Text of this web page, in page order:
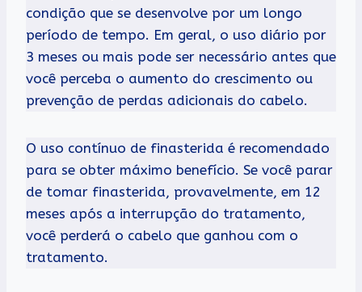
condição que se desenvolve por um longo
período de tempo. Em geral, o uso diário por
3 meses ou mais pode ser necessário antes que
você perceba o aumento do crescimento ou
prevenção de perdas adicionais do cabelo.
O uso contínuo de finasterida é recomendado
para se obter máximo benefício. Se você parar
de tomar finasterida, provavelmente, em 12
meses após a interrupção do tratamento,
você perderá o cabelo que ganhou com o
tratamento.